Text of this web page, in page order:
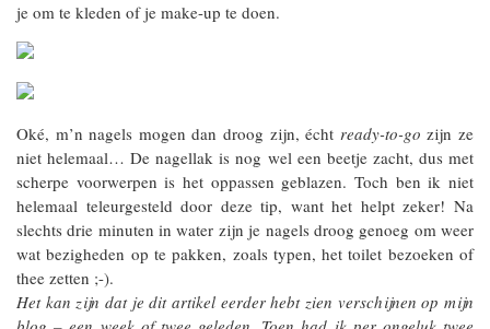
je om te kleden of je make-up te doen.
Oké, m’n nagels mogen dan droog zijn, écht ready-to-go zijn ze
niet helemaal… De nagellak is nog wel een beetje zacht, dus met
scherpe voorwerpen is het oppassen geblazen. Toch ben ik niet
helemaal teleurgesteld door deze tip, want het helpt zeker! Na
slechts drie minuten in water zijn je nagels droog genoeg om weer
wat bezigheden op te pakken, zoals typen, het toilet bezoeken of
thee zetten ;-).
Het kan zijn dat je dit artikel eerder hebt zien verschijnen op mijn